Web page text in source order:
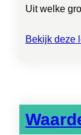
Uit welke
Bekijk deze